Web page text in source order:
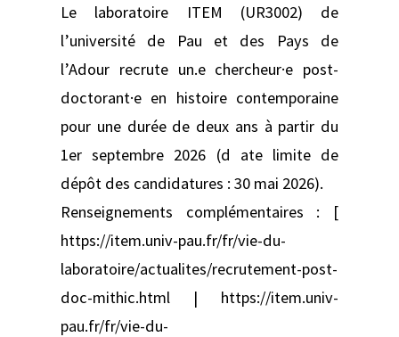
Le laboratoire ITEM (UR3002) de
l’université de Pau et des Pays de
l’Adour recrute un.e chercheur·e post-
doctorant·e en histoire contemporaine
pour une durée de deux ans à partir du
1er septembre 2026 (d ate limite de
dépôt des candidatures : 30 mai 2026).
Renseignements complémentaires : [
https://item.univ-pau.fr/fr/vie-du-
laboratoire/actualites/recrutement-post-
doc-mithic.html | https://item.univ-
pau.fr/fr/vie-du-